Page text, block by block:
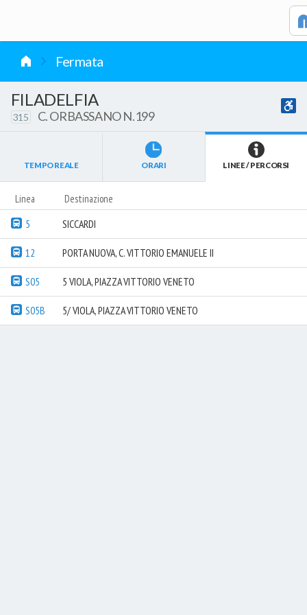
Fermata
FILADELFIA
315 C. ORBASSANO N.199
TEMPO REALE ORARI LINEE / PERCORSI
Linea Destinazione
5 SICCARDI
12 PORTA NUOVA, C. VITTORIO EMANUELE II
S05 5 VIOLA, PIAZZA VITTORIO VENETO
S05B 5/ VIOLA, PIAZZA VITTORIO VENETO